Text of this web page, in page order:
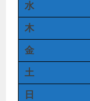
水
木
金
土
日